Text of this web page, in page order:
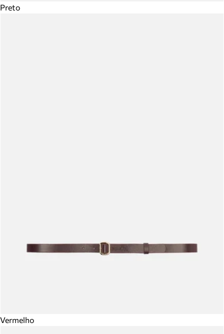
Preto
Vermelho